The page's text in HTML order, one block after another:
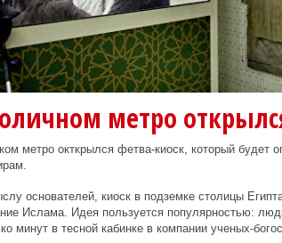
метро
метро окткрылся фетва-киоск, который будет
основателей, киоск в подземке столицы
Ислама. Идея пользуется популярностью:
минут в тесной кабинке в компании ученых-